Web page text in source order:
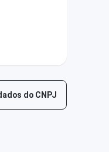
do CNPJ